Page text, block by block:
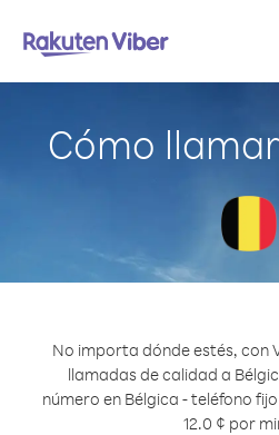
Cómo
No importa dónde estés, con
llamadas de calidad a
número en Bélgica - teléfono
12.0 ¢ por